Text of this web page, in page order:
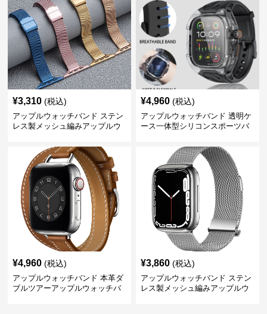
¥3,310 (税込)
アップルウォッチバンド ステン
レス製メッシュ編みアップルウ
¥4,960 (税込)
アップルウォッチバンド 透明ケ
ース一体型シリコンスポーツバ
¥4,960 (税込)
アップルウォッチバンド 本革ダ
ブルツアーアップルウォッチバ
¥3,860 (税込)
アップルウォッチバンド ステン
レス製メッシュ編みアップルウ